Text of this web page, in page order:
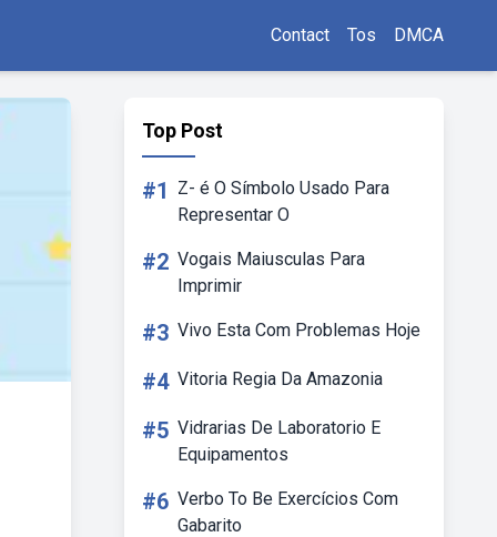
Contact Tos DMCA
Top Post
#1
Z- é O Símbolo Usado Para
Representar O
#2 Vogais Maiusculas Para
Imprimir
#3 Vivo Esta Com Problemas Hoje
#4 Vitoria Regia Da Amazonia
#5 Vidrarias De Laboratorio E
Equipamentos
#6 Verbo To Be Exercícios Com
Gabarito